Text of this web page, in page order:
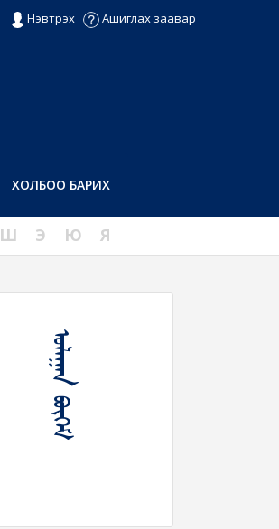
Нэвтрэх Ашиглах заавар
ХОЛБОО БАРИХ
Ш Э Ю Я
ᠤᠯᠠᠭᠠᠨ ᠪᠥᠭᠡᠮ